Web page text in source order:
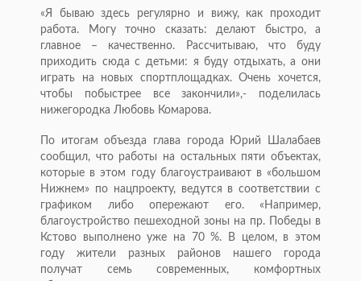
«Я бываю здесь регулярно и вижу, как проходит
работа. Могу точно сказать: делают быстро, а
главное – качественно. Рассчитываю, что буду
приходить сюда с детьми: я буду отдыхать, а они
играть на новых спортплощадках. Очень хочется,
чтобы побыстрее все закончили»,- поделилась
нижегородка Любовь Комарова.
По итогам объезда глава города Юрий Шалабаев
сообщил, что работы на остальных пяти объектах,
которые в этом году благоустраивают в «большом
Нижнем» по нацпроекту, ведутся в соответствии с
графиком либо опережают его. «Например,
благоустройство пешеходной зоны на пр. Победы в
Кстово выполнено уже на 70 %. В целом, в этом
году жители разных районов нашего города
получат семь современных, комфортных